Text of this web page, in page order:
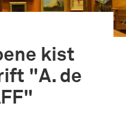
kist
"A. de